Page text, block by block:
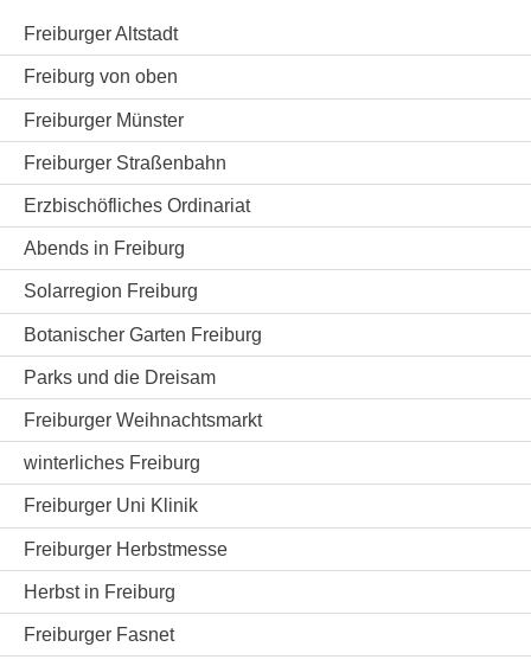
Freiburger Altstadt
Freiburg von oben
Freiburger Münster
Freiburger Straßenbahn
Erzbischöfliches Ordinariat
Abends in Freiburg
Solarregion Freiburg
Botanischer Garten Freiburg
Parks und die Dreisam
Freiburger Weihnachtsmarkt
winterliches Freiburg
Freiburger Uni Klinik
Freiburger Herbstmesse
Herbst in Freiburg
Freiburger Fasnet